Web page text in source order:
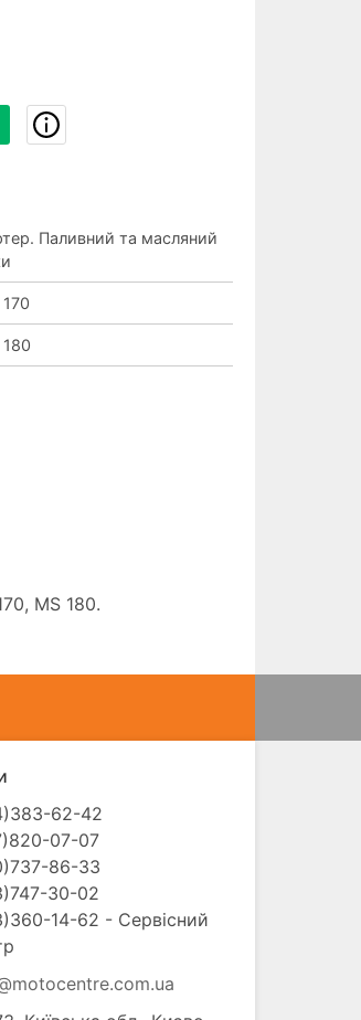
Паливний та масляний
180
MS 180.
62-42
07-07
86-33
30-02
14-62 - Сервісний